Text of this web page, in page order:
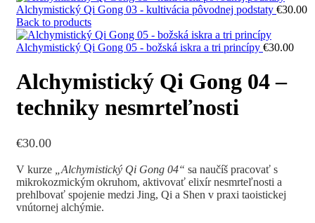
Alchymistický Qi Gong 03 - kultivácia pôvodnej podstaty €30.00
Back to products
Alchymistický Qi Gong 05 - božská iskra a tri princípy €30.00
Alchymistický Qi Gong 04 –
techniky nesmrteľnosti
€30.00
V kurze „Alchymistický Qi Gong 04“ sa naučíš pracovať s
mikrokozmickým okruhom, aktivovať elixír nesmrteľnosti a
prehlbovať spojenie medzi Jing, Qi a Shen v praxi taoistickej
vnútornej alchýmie.